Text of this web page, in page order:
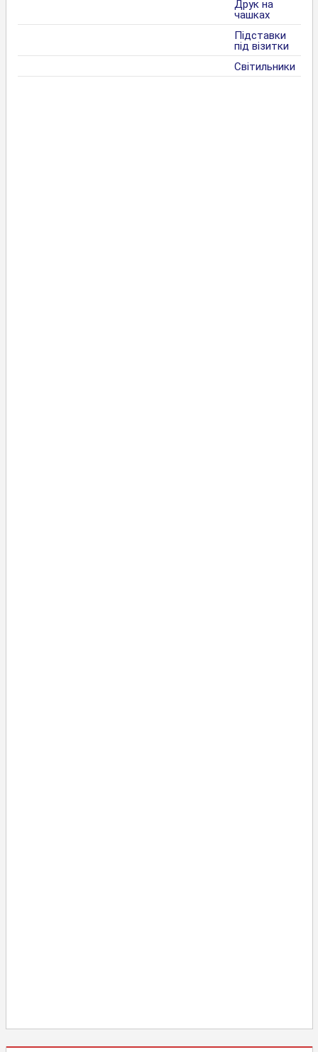
Друк на
чашках
Підставки
під візитки
Світильники